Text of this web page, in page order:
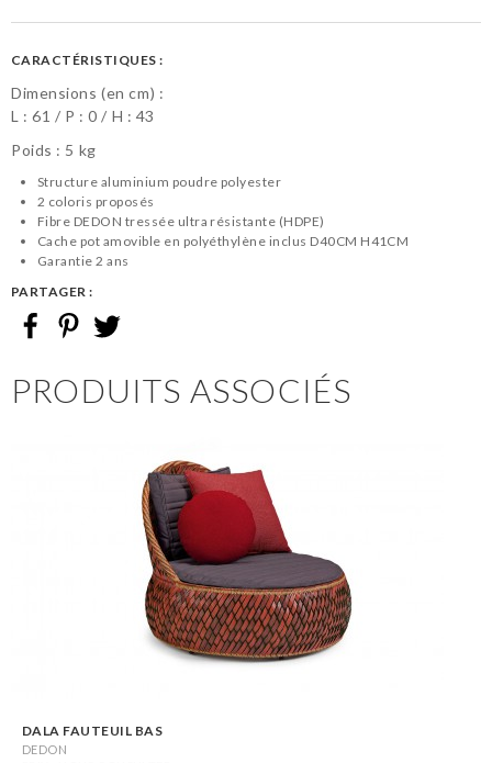
CARACTÉRISTIQUES :
Dimensions (en cm) :
L :61 P :0 H : 43
Poids : 5 kg
Structure aluminium poudre polyester
2 coloris proposés
Fibre DEDON tressée ultra résistante (HDPE)
Cache pot amovible en polyéthylène inclus D40CM H41CM
Garantie 2 ans
PARTAGER :
PRODUITS ASSOCIÉS
DALA FAUTEUIL BAS
DEDON